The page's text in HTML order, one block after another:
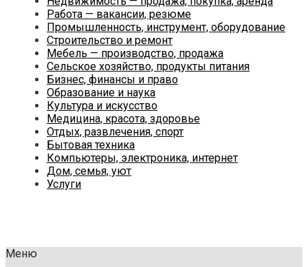
Работа — вакансии, резюме
Промышленность, инструмент, оборудование
Строительство и ремонт
Мебель — производство, продажа
Сельское хозяйство, продукты питания
Бизнес, финансы и право
Образование и наука
Культура и искусство
Медицина, красота, здоровье
Отдых, развлечения, спорт
Бытовая техника
Компьютеры, электроника, интернет
Дом, семья, уют
Услуги
Меню